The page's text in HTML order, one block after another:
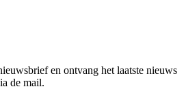
en ontvang het laatste nieuws
de mail.